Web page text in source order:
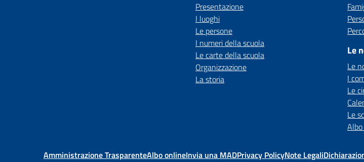
Presentazione
I luoghi
Le persone
I numeri della scuola
Le carte della scuola
Organizzazione
La storia
Le
Le
I
Le
Le
Amministrazione TrasparenteAlbo onlineInvia una MADPrivacy PolicyNote Legali